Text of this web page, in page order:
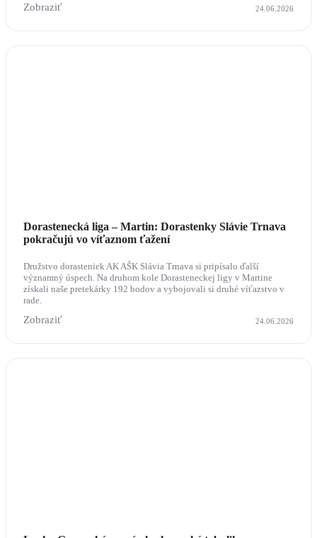
Zobraziť 24.06.2026
Dorastenecká liga – Martin: Dorastenky Slávie Trnava
pokračujú vo víťaznom ťažení
Družstvo dorasteniek AK AŠK Slávia Trnava si pripísalo ďalší
významný úspech. Na druhom kole Dorasteneckej ligy v Martine
získali naše pretekárky 192 bodov a vybojovali si druhé víťazstvo v
rade.
Zobraziť 24.06.2026